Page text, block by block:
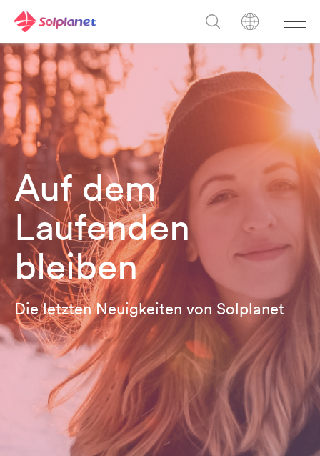
Auf dem
Laufenden
bleiben
Die letzten Neuigkeiten von Solplanet